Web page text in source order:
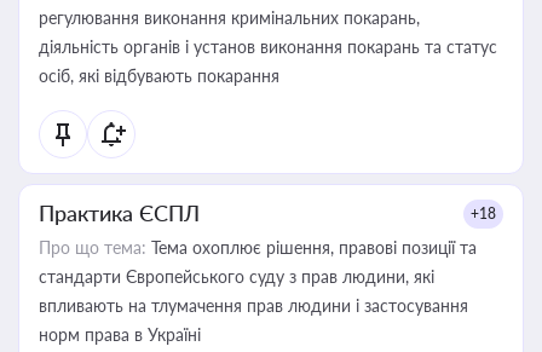
регулювання виконання кримінальних покарань,
діяльність органів і установ виконання покарань та статус
осіб, які відбувають покарання
Практика ЄСПЛ +18
Про що тема: Тема охоплює рішення, правові позиції та
стандарти Європейського суду з прав людини, які
впливають на тлумачення прав людини і застосування
норм права в Україні